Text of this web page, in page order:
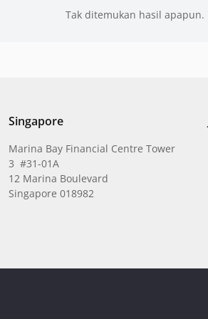
Tak ditemukan hasil apapun.
Singapore
Marina Bay Financial Centre Tower
3 #31-01A
12 Marina Boulevard
Singapore 018982